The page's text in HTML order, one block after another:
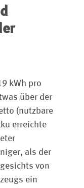
kWh pro
über der
(nutzbare
erreichte
als der
von
ein